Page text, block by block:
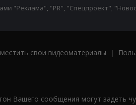
"Реклама", "PR", "Спецпроект",
свои видеоматериалы |
Вашего сообщения могут задеть